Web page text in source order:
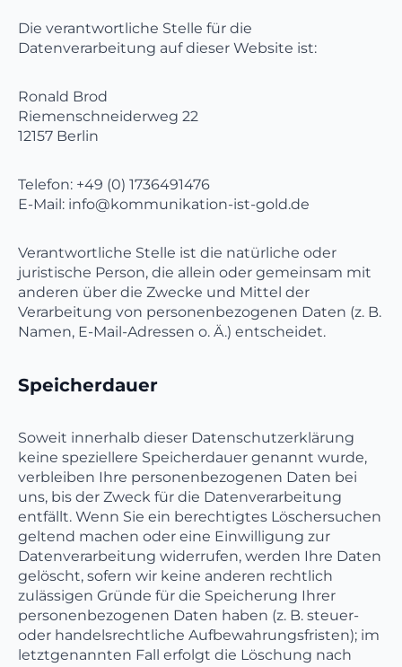
Die verantwortliche Stelle für die
Datenverarbeitung auf dieser Website ist:
Ronald Brod
Riemenschneiderweg 22
12157 Berlin
Telefon: +49 (0) 1736491476
E-Mail: info@kommunikation-ist-gold.de
Verantwortliche Stelle ist die natürliche oder
juristische Person, die allein oder gemeinsam mit
anderen über die Zwecke und Mittel der
Verarbeitung von personenbezogenen Daten (z. B.
Namen, E-Mail-Adressen o. Ä.) entscheidet.
Speicherdauer
Soweit innerhalb dieser Datenschutzerklärung
keine speziellere Speicherdauer genannt wurde,
verbleiben Ihre personenbezogenen Daten bei
uns, bis der Zweck für die Datenverarbeitung
entfällt. Wenn Sie ein berechtigtes Löschersuchen
geltend machen oder eine Einwilligung zur
Datenverarbeitung widerrufen, werden Ihre Daten
gelöscht, sofern wir keine anderen rechtlich
zulässigen Gründe für die Speicherung Ihrer
personenbezogenen Daten haben (z. B. steuer-
oder handelsrechtliche Aufbewahrungsfristen); im
letztgenannten Fall erfolgt die Löschung nach